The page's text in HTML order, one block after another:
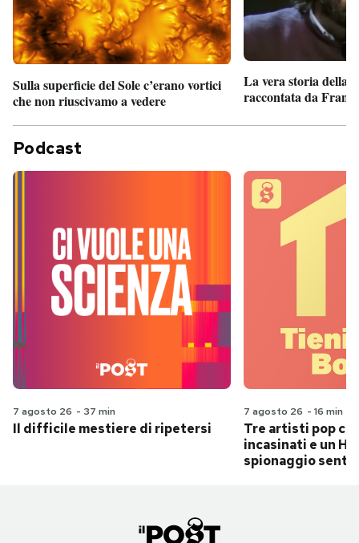
Sulla superficie del Sole c’erano vortici
che non riuscivamo a vedere
La vera storia della
raccontata da
Podcast
7 agosto 26 - 37 min
Il difficile mestiere di ripetersi
7 agosto 26 - 16 min
Tre artisti pop
incasinati e un
spionaggio